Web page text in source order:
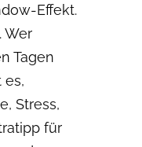
Effekt.
Wer
Tagen
es,
Stress,
für